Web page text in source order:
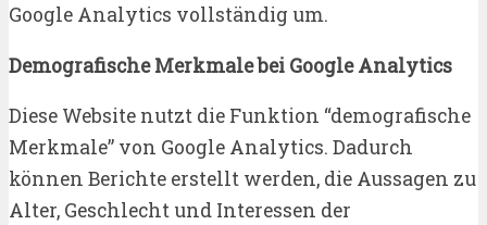
Google Analytics vollständig um.
Demografische Merkmale bei Google Analytics
Diese Website nutzt die Funktion “demografische
Merkmale” von Google Analytics. Dadurch
können Berichte erstellt werden, die Aussagen zu
Alter, Geschlecht und Interessen der